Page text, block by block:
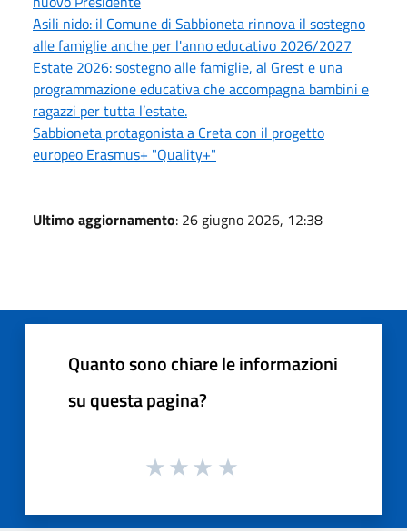
Asili nido: il Comune di Sabbioneta rinnova il sostegno
alle famiglie anche per l'anno educativo 2026/2027
Estate 2026: sostegno alle famiglie, al Grest e una
programmazione educativa che accompagna bambini e
ragazzi per tutta l’estate.
Sabbioneta protagonista a Creta con il progetto
europeo Erasmus+ "Quality+"
Ultimo aggiornamento: 26 giugno 2026, 12:38
Quanto sono chiare le informazioni
su questa pagina?